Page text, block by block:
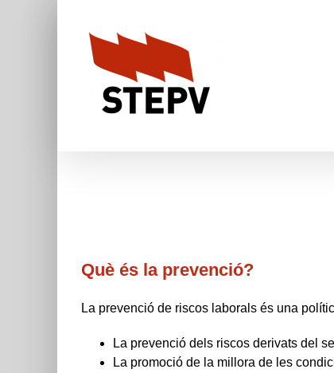
Què és la prevenció?
La prevenció de riscos laborals és una
La prevenció dels riscos derivats del
La promoció de la millora de les